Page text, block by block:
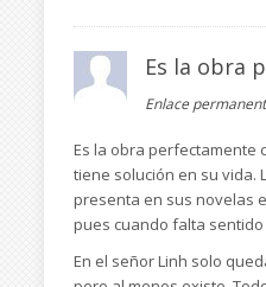
Es la obra
Enlace
Es la obra perfectamente
tiene solución en su vida.
presenta en sus novelas
pues cuando falta
En el señor Linh solo